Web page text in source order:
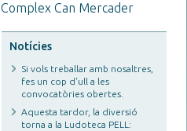
Complex Can Mercader
Notícies
Si vols treballar amb nosaltres,
fes un cop d'ull a les
convocatòries obertes.
Aquesta tardor, la diversió
torna a la Ludoteca PELL: